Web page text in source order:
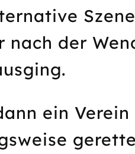
nach der
ein